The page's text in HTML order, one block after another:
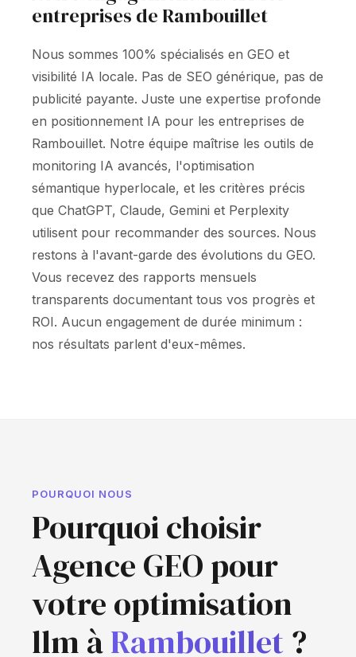
entreprises de Rambouillet
Nous sommes 100% spécialisés en GEO et
visibilité IA locale. Pas de SEO générique, pas de
publicité payante. Juste une expertise profonde
en positionnement IA pour les entreprises de
Rambouillet. Notre équipe maîtrise les outils de
monitoring IA avancés, l'optimisation
sémantique hyperlocale, et les critères précis
que ChatGPT, Claude, Gemini et Perplexity
utilisent pour recommander des sources. Nous
restons à l'avant-garde des évolutions du GEO.
Vous recevez des rapports mensuels
transparents documentant tous vos progrès et
ROI. Aucun engagement de durée minimum :
nos résultats parlent d'eux-mêmes.
POURQUOI NOUS
Pourquoi choisir
Agence GEO pour
votre optimisation
llm àRambouillet ?